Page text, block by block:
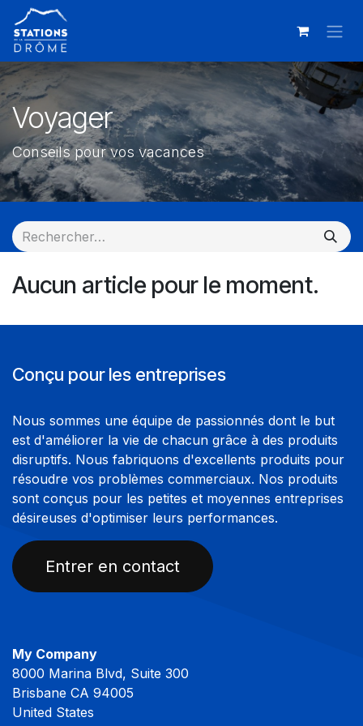
Se rendre au contenu
Voyager
Conseils pour vos vacances
Aucun article pour le moment.
Conçu pour les entreprises
Nous sommes une équipe de passionnés dont le but
est d'améliorer la vie de chacun grâce à des produits
disruptifs. Nous fabriquons d'excellents produits pour
résoudre vos problèmes commerciaux. Nos produits
sont conçus pour les petites et moyennes entreprises
désireuses d'optimiser leurs performances.
Entrer en contact
My Company
8000 Marina Blvd, Suite 300
Brisbane CA 94005
United States